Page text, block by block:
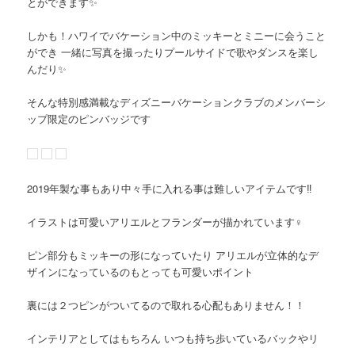
しかも！ハワイでバケーション中のミッキーとミニーに会うこと
ができ 一緒に写真を撮ったりプールサイドで歌やダンスを楽し
んだり✨
そんな特別感満載なディズニーバケーションクラブのメンバーシ
ップ限定のピンバッジです
2019年製な事もあり中々手に入れる事は難しいアイテムです‼️
イラストは可愛いアリエルとフランダーが描かれています‍‍♀️
ピン部分もミッキーの形になっていたり アリエルが立体的なデ
ザインになっているのもとっても可愛いポイント
裏には２つピンがついてるので取れる心配もありません！！
インテリアとしてはもちろん いつも持ち歩いているバックやリ